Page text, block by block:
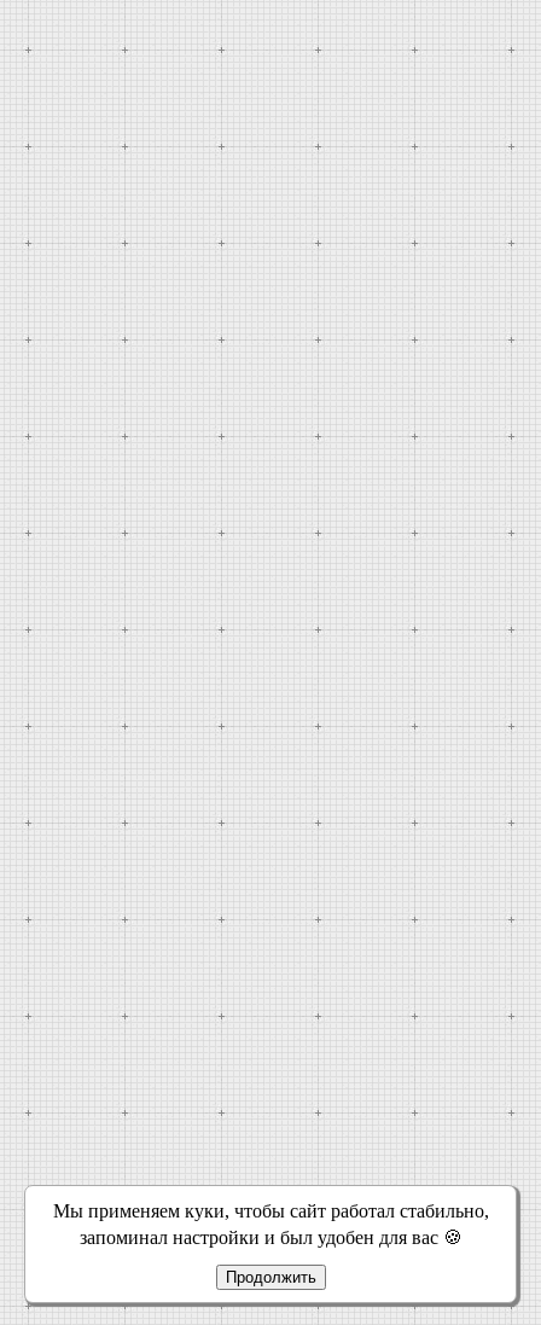
Мы применяем куки, чтобы сайт работал стабильно,
запоминал настройки и был удобен для вас 🍪
Продолжить